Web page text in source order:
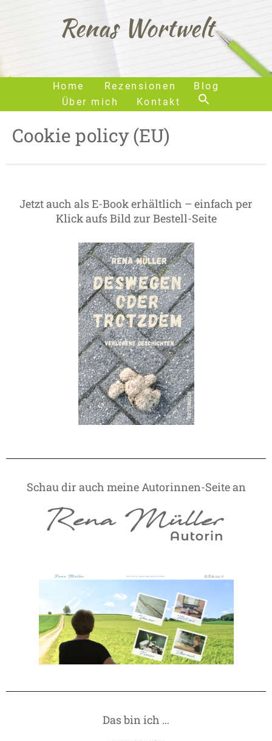
Home Rezensionen
Blog
Über mich
Kontakt
Renas Wortwelt
Cookie policy (EU)
Jetzt auch als E-Book erhältlich – einfach per
Klick aufs Bild zur Bestell-Seite
Schau dir auch meine Autorinnen-Seite an
Das bin ich …